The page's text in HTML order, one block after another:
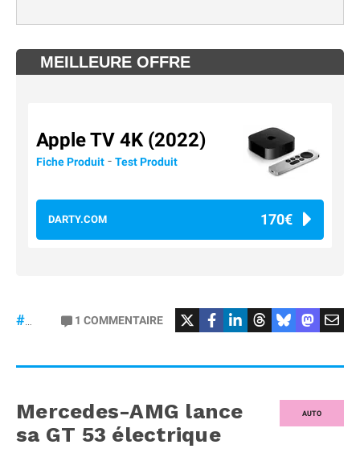
MEILLEURE OFFRE
Apple TV 4K (2022)
Fiche Produit - Test Produit
DARTY.COM 170€
#DisneyPlus #Football #liga
1 COMMENTAIRE
AUTO
Mercedes-AMG lance
sa GT 53 électrique